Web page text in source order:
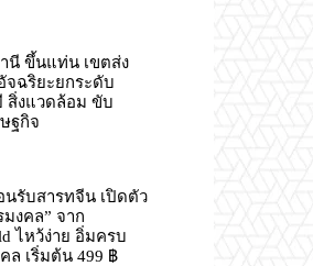
านี ขึ้นแท่น เขตส่ง
จฉริยะยกระดับ
สิ่งแวดล้อม ขับ
ฐกิจ
รับสารทจีน เปิดตัว
งคล” จาก
ไหว้ง่าย อิ่มครบ
ล เริ่มต้น 499 ฿